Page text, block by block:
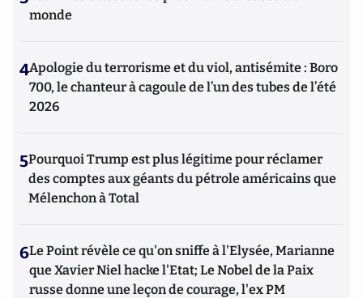
monde
4Apologie du terrorisme et du viol, antisémite : Boro
700, le chanteur à cagoule de l’un des tubes de l’été
2026
5Pourquoi Trump est plus légitime pour réclamer
des comptes aux géants du pétrole américains que
Mélenchon à Total
6Le Point révèle ce qu'on sniffe à l'Elysée, Marianne
que Xavier Niel hacke l'Etat; Le Nobel de la Paix
russe donne une leçon de courage, l'ex PM